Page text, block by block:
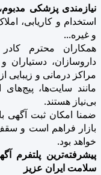
نیازمندی پزشکی
استخدام و کاریابی،
و غیره...
همکاران محترم
داروسازان، دستیاران
مراکز درمانی و زیبایی
مانند سایت‌ها، پیج‌های
بی‌نیاز هستند.
ضمنا امکان ثبت آگهی
خواهد بود.
پیشرفته‌ترین پلتفرم
سلامت ایران عزیز